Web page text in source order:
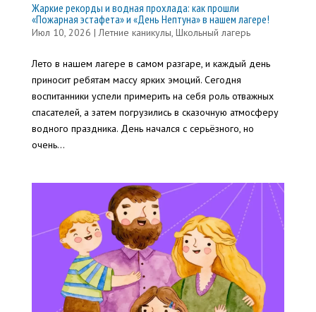
Жаркие рекорды и водная прохлада: как прошли
«Пожарная эстафета» и «День Нептуна» в нашем лагере!
Июл 10, 2026 |Летние каникулы, Школьный лагерь
Лето в нашем лагере в самом разгаре, и каждый день
приносит ребятам массу ярких эмоций. Сегодня
воспитанники успели примерить на себя роль отважных
спасателей, а затем погрузились в сказочную атмосферу
водного праздника. День начался с серьёзного, но
очень...